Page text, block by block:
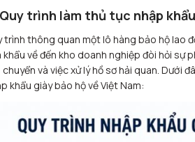
trình làm thủ tục nhập
trình thông quan một lô hàng bảo hộ lao
khẩu về đến kho doanh nghiệp đòi hỏi sự
chuyển và việc xử lý hồ sơ hải quan. Dưới
khẩu giày bảo hộ về Việt Nam: